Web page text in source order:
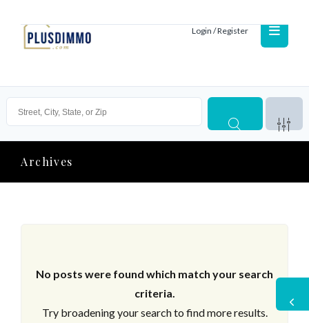
Login / Register
Archives
No posts were found which match your search
criteria.
Try broadening your search to find more results.